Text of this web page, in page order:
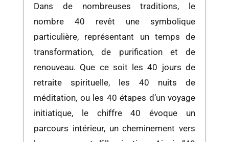
Dans de nombreuses traditions, le
nombre 40 revêt une symbolique
particulière, représentant un temps de
transformation, de purification et de
renouveau. Que ce soit les 40 jours de
retraite spirituelle, les 40 nuits de
méditation, ou les 40 étapes d’un voyage
initiatique, le chiffre 40 évoque un
parcours intérieur, un cheminement vers